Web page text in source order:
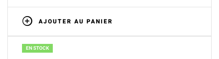
AJOUTER AU PANIER
EN STOCK